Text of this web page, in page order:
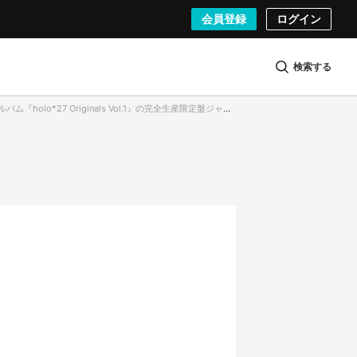
会員登録 ログイン
検索する
holo*27 Originals Vol.1』の完全生産限定盤ジャケットイラスト